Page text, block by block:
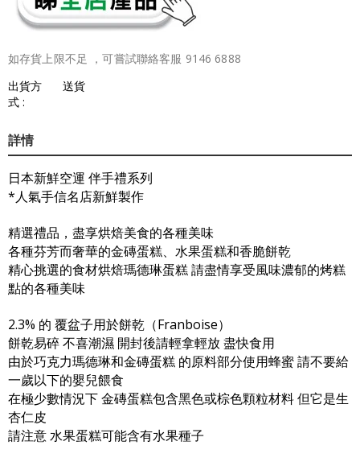
如存貨上限不足 ，可嘗試聯絡客服 9146 6888
出貨方
式 :
送貨
詳情
日本新鮮空運 伴手禮系列
*人氣手信名店新鮮製作
精選禮品，盡享烘焙美食的各種美味
各種芬芳而奢華的金磚蛋糕、水果蛋糕和香脆餅乾
精心挑選的食材烘焙瑪德琳蛋糕 請盡情享受風味濃郁的烤糕
點的各種美味
2.3% 的 覆盆子用於餅乾（Franboise）
餅乾易碎 不喜潮濕 開封後請輕拿輕放 盡快食用
由於巧克力瑪德琳和金磚蛋糕 的原料部分使用蜂蜜 請不要給
一歲以下的嬰兒餵食
在極少數情況下 金磚蛋糕包含黑色或棕色顆粒材料 但它是生
杏仁皮
請注意 水果蛋糕可能含有水果種子